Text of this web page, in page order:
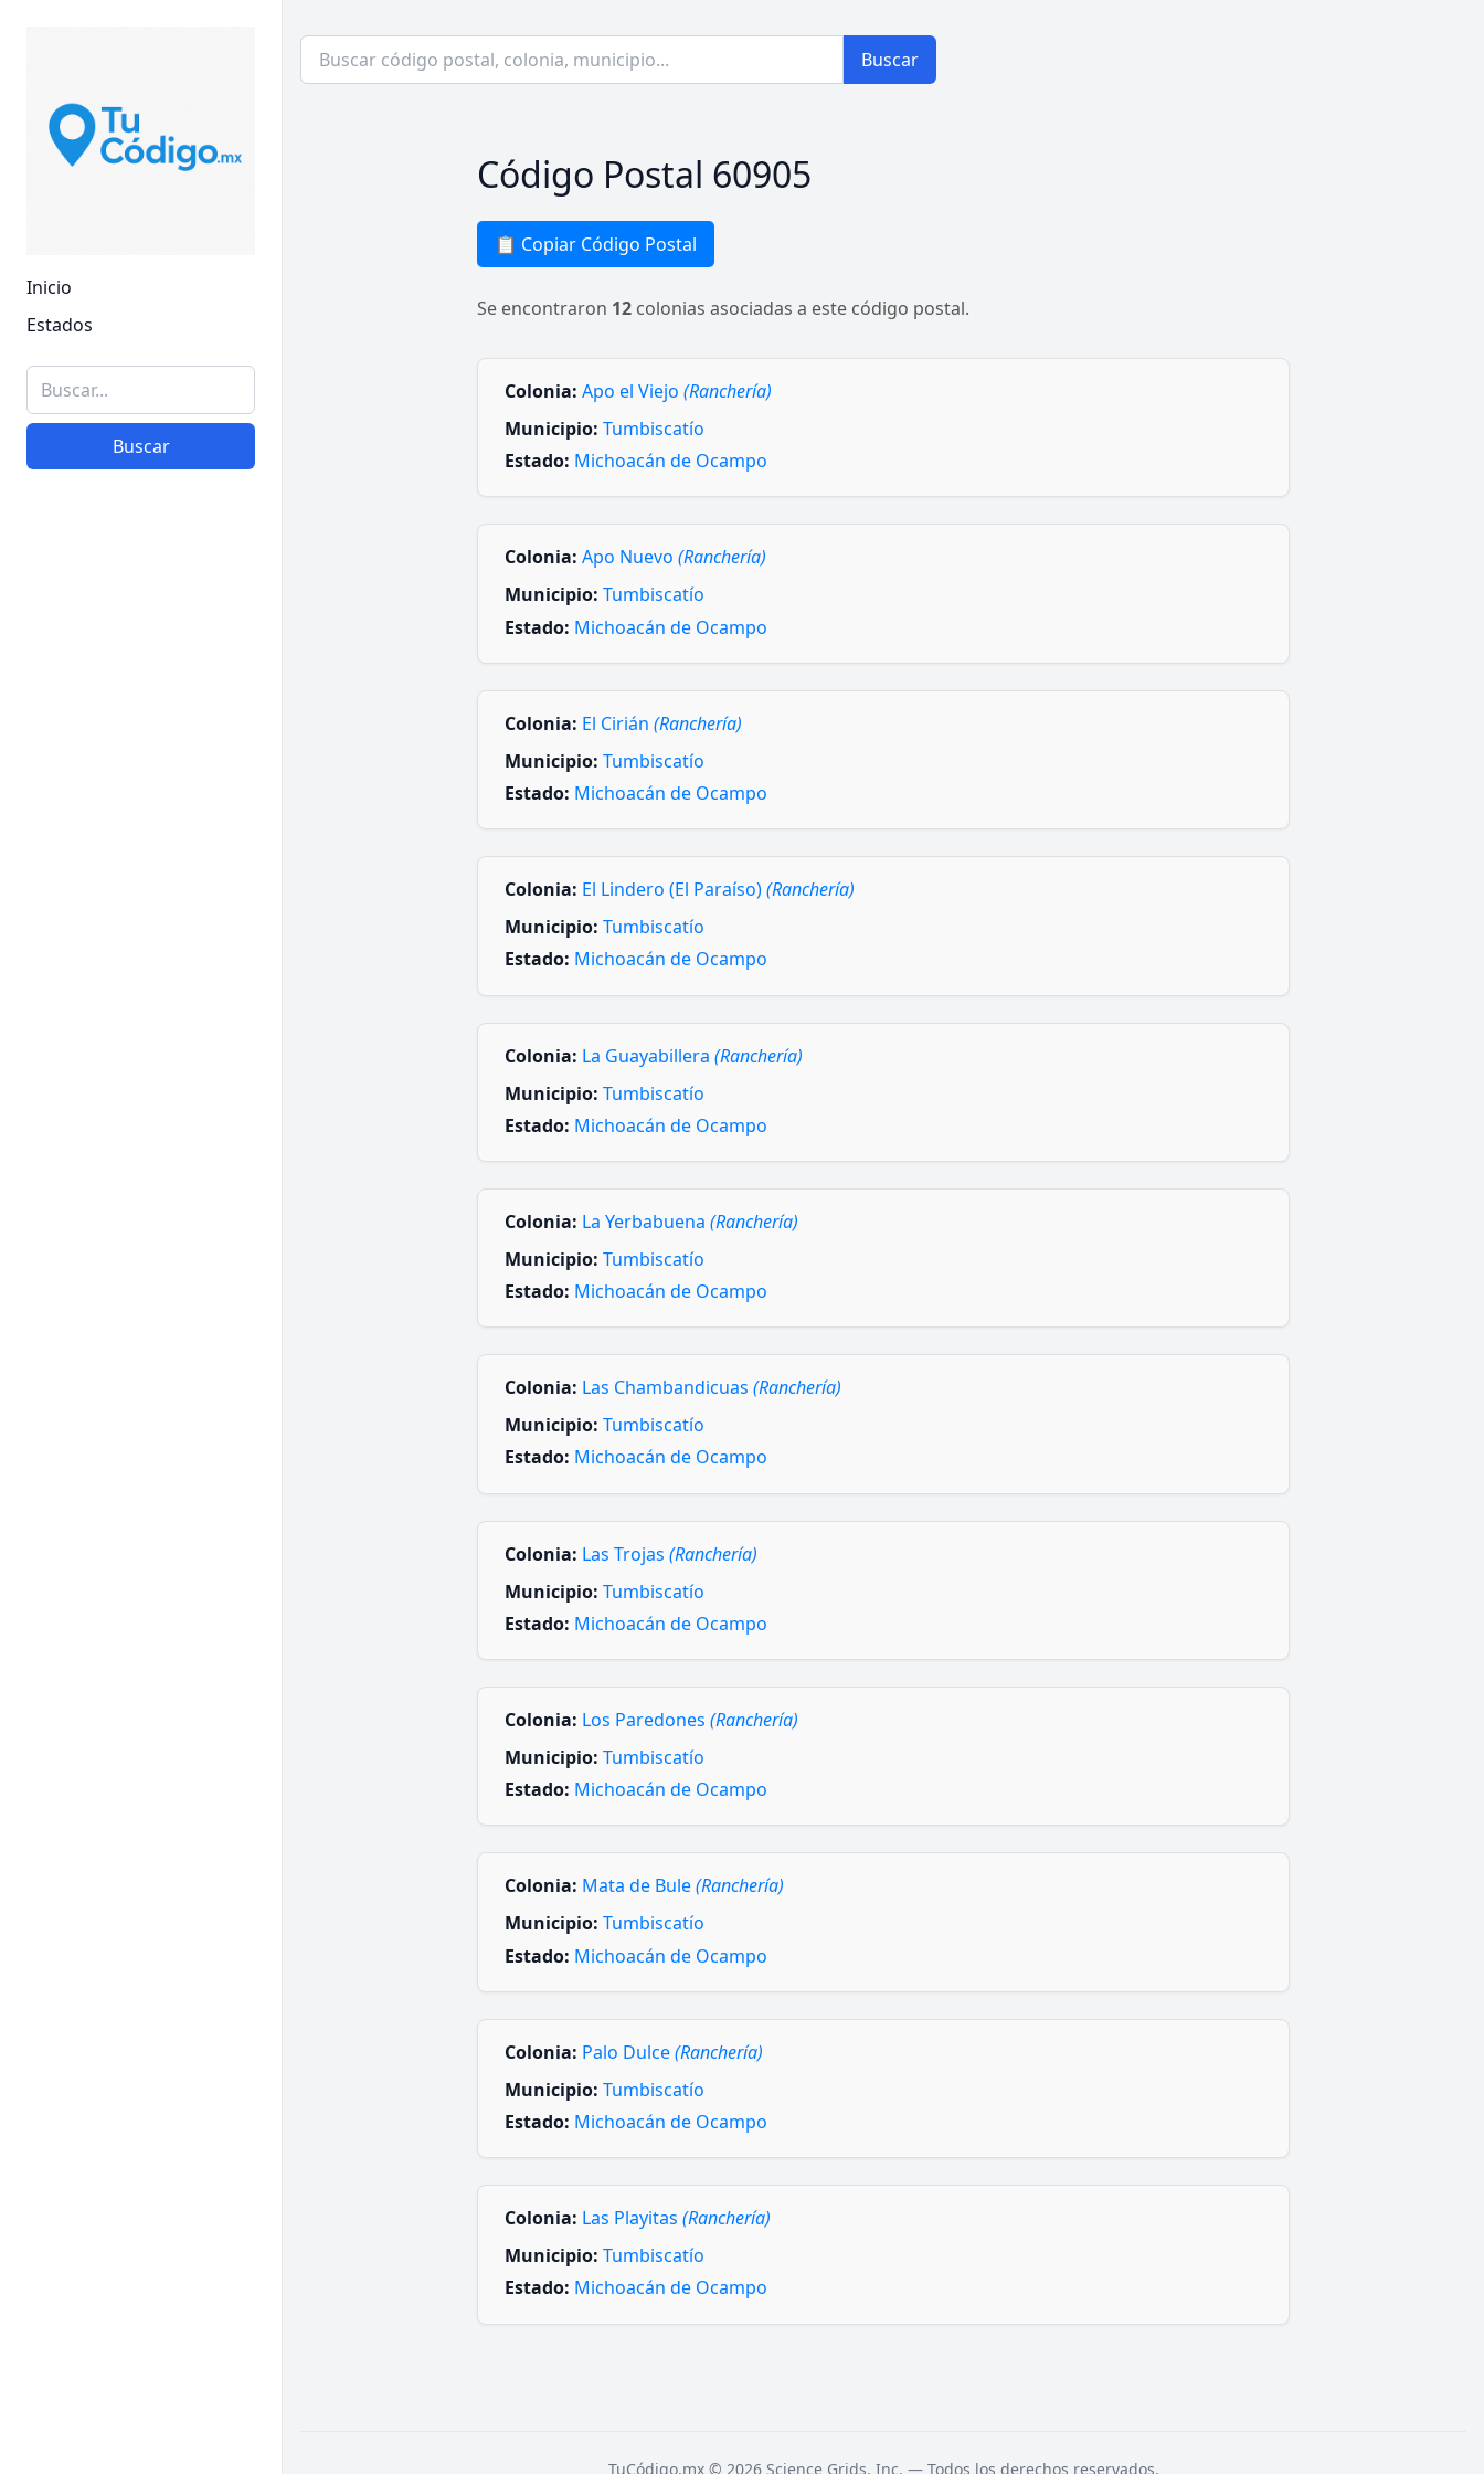
Inicio
Estados
Buscar
Buscar
Código Postal 60905
📋 Copiar Código Postal
Se encontraron 12 colonias asociadas a este código postal.
Colonia: Apo el Viejo (Ranchería)
Municipio: Tumbiscatío
Estado: Michoacán de Ocampo
Colonia: Apo Nuevo (Ranchería)
Municipio: Tumbiscatío
Estado: Michoacán de Ocampo
Colonia: El Cirián (Ranchería)
Municipio: Tumbiscatío
Estado: Michoacán de Ocampo
Colonia: El Lindero (El Paraíso)(Ranchería)
Municipio: Tumbiscatío
Estado: Michoacán de Ocampo
Colonia: La Guayabillera (Ranchería)
Municipio: Tumbiscatío
Estado: Michoacán de Ocampo
Colonia: La Yerbabuena (Ranchería)
Municipio: Tumbiscatío
Estado: Michoacán de Ocampo
Colonia: Las Chambandicuas (Ranchería)
Municipio: Tumbiscatío
Estado: Michoacán de Ocampo
Colonia: Las Trojas (Ranchería)
Municipio: Tumbiscatío
Estado: Michoacán de Ocampo
Colonia: Los Paredones (Ranchería)
Municipio: Tumbiscatío
Estado: Michoacán de Ocampo
Colonia: Mata de Bule(Ranchería)
Municipio: Tumbiscatío
Estado: Michoacán de Ocampo
Colonia: Palo Dulce(Ranchería)
Municipio: Tumbiscatío
Estado: Michoacán de Ocampo
Colonia: Las Playitas (Ranchería)
Municipio: Tumbiscatío
Estado: Michoacán de Ocampo
TuCódigo.mx © 2026 Science Grids, Inc. — Todos los derechos reservados.